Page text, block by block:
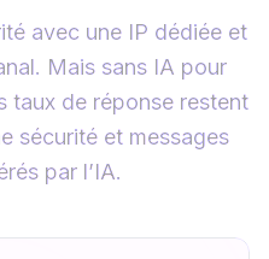
avec une IP dédiée et
Mais sans IA pour
taux de réponse restent
sécurité et messages
par l’IA.